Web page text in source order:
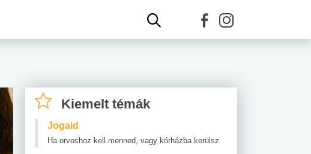
Kiemelt témák
Jogaid
Ha orvoshoz kell menned, vagy kórházba kerülsz